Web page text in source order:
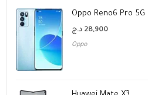
Oppo Reno6 Pro 5G
28,900 د.ج
Oppo